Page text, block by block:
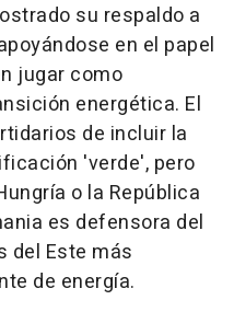
su respaldo a
en el papel
jugar como
energética. El
de incluir la
'verde', pero
o la República
es defensora del
del Este más
de energía.